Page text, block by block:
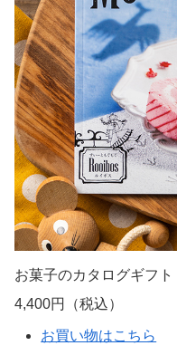
お菓子のカタログギフ
4,400円（税込）
お買い物はこちら